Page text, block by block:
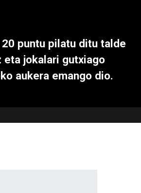
puntu pilatu ditu talde
eta jokalari gutxiago
aukera emango dio.